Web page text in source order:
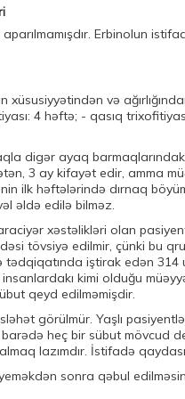
Erbinolun
və
4 həftə; - qasıq
digər ayaq
3 ay kifayət edir, amma
ilk həftələrində dırnaq
əldə edilə bilməz.
xəstəlikləri olan
tövsiyə edilmir, çünki bu
iştirak edən
kimi olduğu
qeyd edilməmişdir.
görülmür. Yaşlı
heç bir sübut mövcud
lazımdır. İstifadə
sonra qəbul